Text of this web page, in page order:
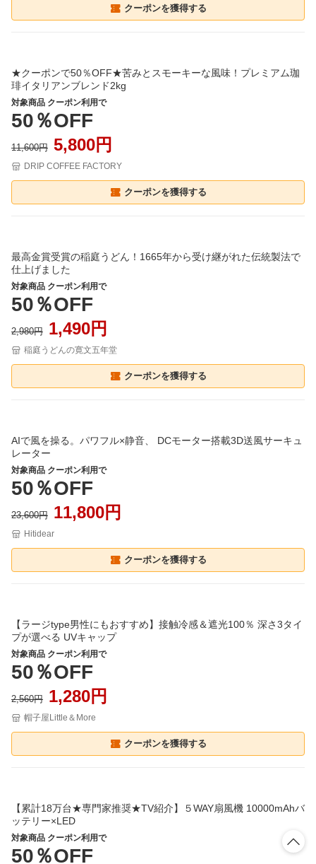
クーポンを獲得する
★クーポンで50％OFF★苦みとスモーキーな風味！プレミアム珈
琲イタリアンブレンド2kg
対象商品 クーポン利用で
50％OFF
11,600円 5,800円
DRIP COFFEE FACTORY
クーポンを獲得する
最高金賞受賞の稲庭うどん！1665年から受け継がれた伝統製法で
仕上げました
対象商品 クーポン利用で
50％OFF
2,980円 1,490円
稲庭うどんの寛文五年堂
クーポンを獲得する
AIで風を操る。パワフル×静音、 DCモーター搭載3D送風サーキュ
レーター
対象商品 クーポン利用で
50％OFF
23,600円 11,800円
Hitidear
クーポンを獲得する
【ラージtype男性にもおすすめ】接触冷感＆遮光100％ 深さ3タイ
プが選べる UVキャップ
対象商品 クーポン利用で
50％OFF
2,560円 1,280円
帽子屋Little＆More
クーポンを獲得する
【累計18万台★専門家推奨★TV紹介】５WAY扇風機 10000mAhバ
ッテリー×LED
対象商品 クーポン利用で
50％OFF